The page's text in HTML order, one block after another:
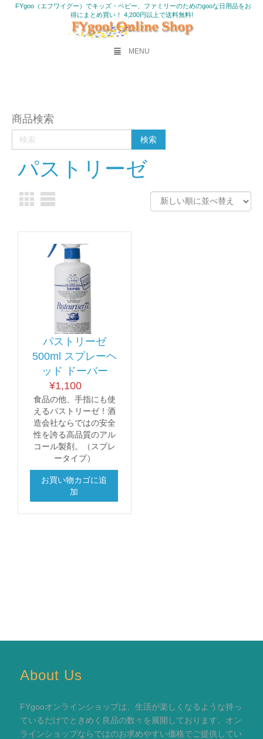
FYgoo（エフワイグー）でキッズ・ベビー、ファミリーのためのgooな日用品をお
得にまとめ買い！ 4,200円以上で送料無料!
MENU
商品検索
パストリーゼ
パストリーゼ
500ml スプレーヘ
ッド ドーバー
¥1,100
食品の他、手指にも使
えるパストリーゼ！酒
造会社ならではの安全
性を誇る高品質のアル
コール製剤。（スプレ
ータイプ）
お買い物カゴに追
加
About Us
FYgooオンラインショップは、生活が楽しくなるような持っ
ているだけでときめく良品の数々を展開しております。オン
ラインショップならではのお求めやすい価格でご提供してい